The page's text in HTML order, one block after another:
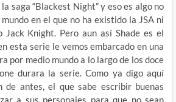
saga “Blackest Night” y eso es algo no
en el que no ha existido la JSA ni
Knight. Pero aun así Shade es el
esta serie le vemos embarcado en una
por medio mundo a lo largo de los doce
durara la serie. Como ya digo aquí
de antes, el que sabe escribir buenas
a sus personajes para que no sean